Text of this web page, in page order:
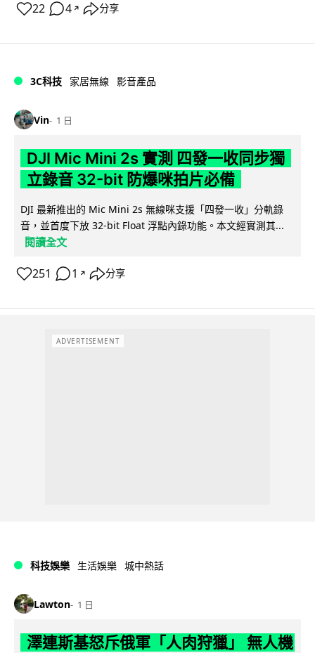
22 4 ↗ 分享
3C科技 家居無線 影音產品
Vin 1 日
DJI Mic Mini 2s 實測 四發一收同步獨
立錄音 32-bit 防爆咪拍片必備
DJI 最新推出的 Mic Mini 2s 無線咪支援「四發一收」分軌錄
音，並首度下放 32-bit Float 浮點內錄功能。本文經實測其...
閱讀全文
251 1 ↗ 分享
ADVERTISEMENT
科技娛樂 生活娛樂 城中熱話
Lawton 1 日
澤連斯基怒斥俄軍「人肉狩獵」 無人機